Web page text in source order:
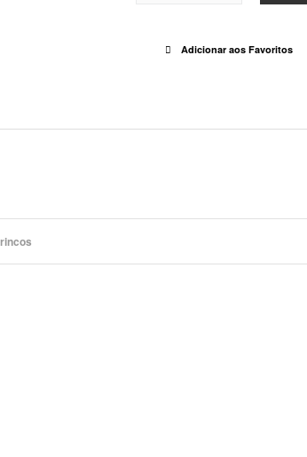
Adicionar aos Favoritos